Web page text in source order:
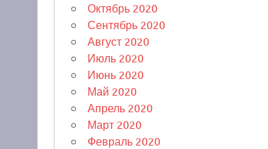
Октябрь 2020
Сентябрь 2020
Август 2020
Июль 2020
Июнь 2020
Май 2020
Апрель 2020
Март 2020
Февраль 2020